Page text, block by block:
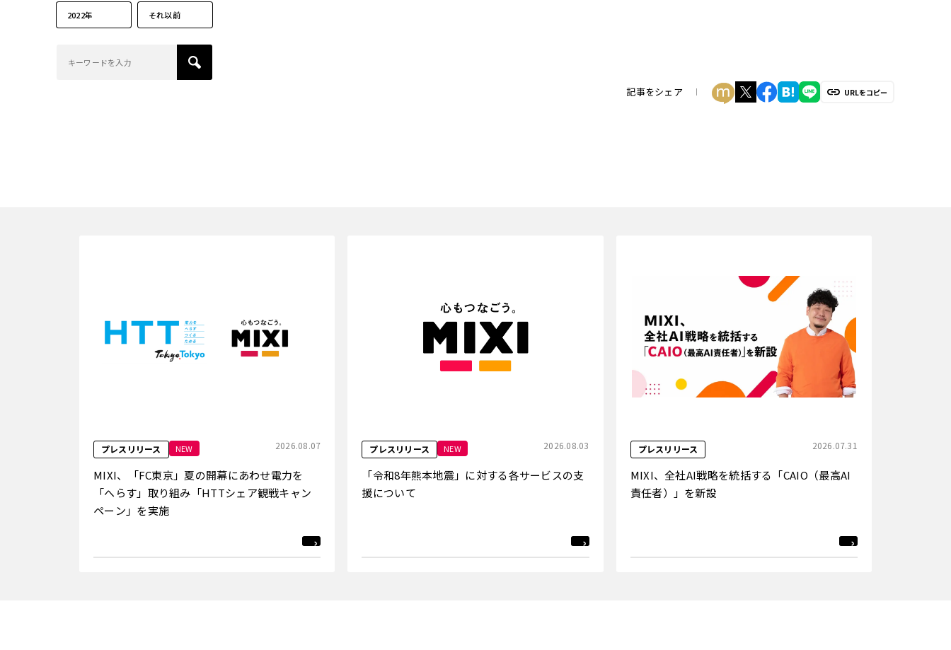
2022年 それ以前
記事をシェア URLをコピー
プレスリリース NEW 2026.08.07
MIXI、「FC東京」夏の開幕にあわせ電力を
「へらす」取り組み「HTTシェア観戦キャン
ペーン」を実施
プレスリリース NEW 2026.08.03
「令和8年熊本地震」に対する各サービスの支
援について
プレスリリース 2026.07.31
MIXI、全社AI戦略を統括する「CAIO（最高AI
責任者）」を新設